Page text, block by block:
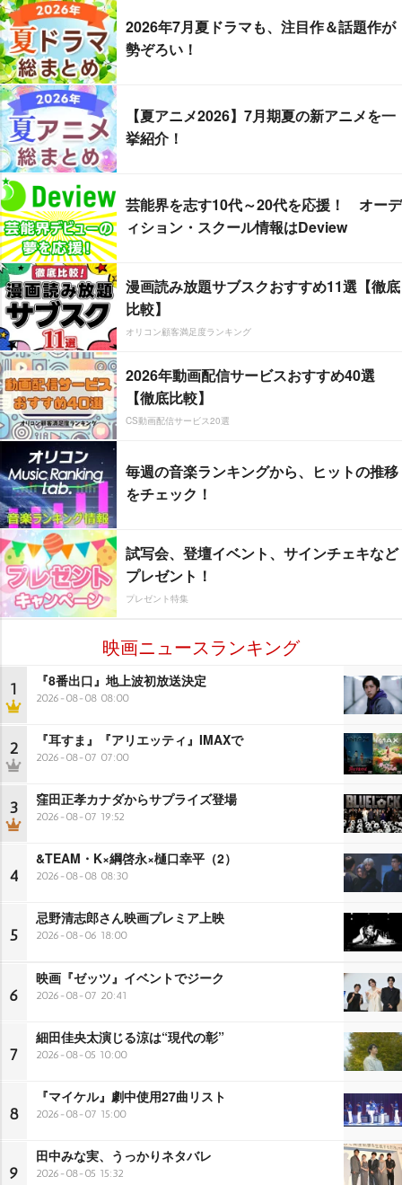
2026年7月夏ドラマも、注目作＆話題作が
勢ぞろい！
【夏アニメ2026】7月期夏の新アニメを一
挙紹介！
芸能界を志す10代～20代を応援！ オーデ
ィション・スクール情報はDeview
漫画読み放題サブスクおすすめ11選【徹底
比較】
オリコン顧客満足度ランキング
2026年動画配信サービスおすすめ40選
【徹底比較】
CS動画配信サービス20選
毎週の音楽ランキングから、ヒットの推移
をチェック！
試写会、登壇イベント、サインチェキなど
プレゼント！
プレゼント特集
映画ニュースランキング
1 『8番出口』地上波初放送決定
2026-08-08 08:00
2 『耳すま』『アリエッティ』IMAXで
2026-08-07 07:00
3 窪田正孝カナダからサプライズ登場
2026-08-07 19:52
4
&TEAM・K×綱啓永×樋口幸平（2）
2026-08-08 08:30
5
忌野清志郎さん映画プレミア上映
2026-08-06 18:00
6
映画『ゼッツ』イベントでジーク
2026-08-07 20:41
7
細田佳央太演じる涼は“現代の彰”
2026-08-05 10:00
8
『マイケル』劇中使用27曲リスト
2026-08-07 15:00
9
田中みな実、うっかりネタバレ
2026-08-05 15:32